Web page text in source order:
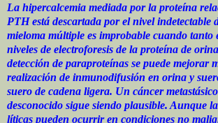
La hipercalcemia mediada por la proteína
PTH está descartada por el nivel indetectable
mieloma múltiple es improbable cuando tanto
niveles de electroforesis de la proteína de
detección de paraproteínas se puede mejorar
realización de inmunodifusión en orina y
suero de cadena ligera. Un cáncer
desconocido sigue siendo plausible. Aunque
líticas pueden ocurrir en condiciones no